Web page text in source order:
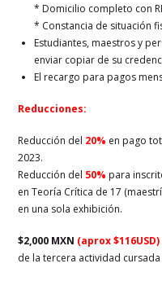
* Domicilio completo con
* Constancia de situación
Estudiantes, maestros y
enviar copiar de su
El recargo para pagos
Reducciones:
Reducción del 20% en pago
2023.
Reducción del 50% para
en Teoría Crítica de 17
en una sola exhibición.
$2,000 MXN (aprox $116USD)
de la tercera actividad